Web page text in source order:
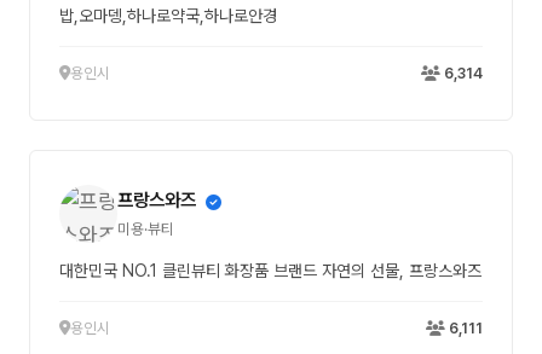
밥,오마뎅,하나로약국,하나로안경
용인시 6,314
프랑스와즈
미용·뷰티
대한민국 NO.1 클린뷰티 화장품 브랜드 자연의 선물, 프랑스와즈
용인시 6,111